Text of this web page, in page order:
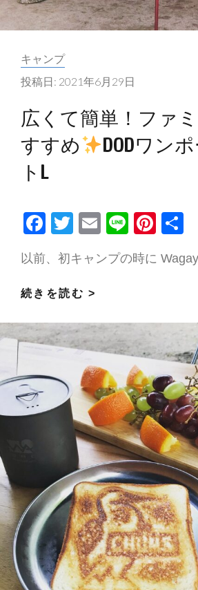
り
出
茶
碗
蒸
し
カ
テ
リ
ー:
キャンプ
投稿日: 2021年6月29日
広くて簡単！ファ
すすめ
DODワン
トL
F
e
b
o
k
T
itt
er
E
ai
Li
e
Pi
er
以前、初キャンプの時に
続きを読む >
簡
単！
フ
ァ
ミ
リ
ー
に
お
す
す
め